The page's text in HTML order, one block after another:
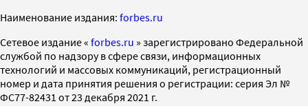
Наименование издания: forbes.ru
Cетевое издание « forbes.ru » зарегистрировано Федеральной
службой по надзору в сфере связи, информационных
технологий и массовых коммуникаций, регистрационный
номер и дата принятия решения о регистрации: серия Эл №
ФС77-82431 от 23 декабря 2021 г.